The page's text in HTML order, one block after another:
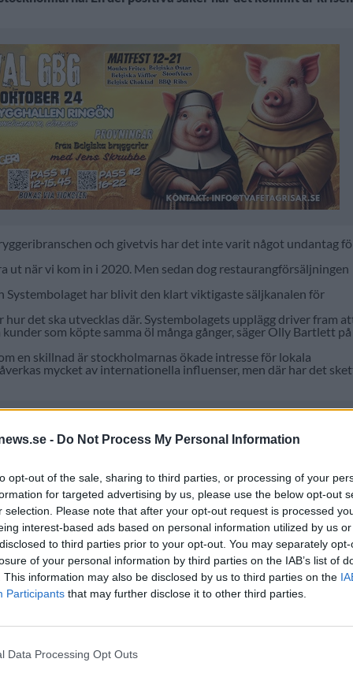
- Do Not Process My Personal Information
opt-out of the sale, sharing to third parties, or processing of your
for targeted advertising by us, please use the below opt-out
selection. Please note that after your opt-out request is processed
interest-based ads based on personal information utilized by us
to third parties prior to your opt-out. You may separately
of your personal information by third parties on the IAB’s list of
This information may also be disclosed by us to third parties on the
Participants that may further disclose it to other third parties.
Data Processing Opt Outs
och givetvis har det inte varit något undantag
ut när vi kom in i 2020. Men sedan dog restaurangförsäljningen
Systembolaget har blivit den klart viktigaste säljkanalen för
det ska utvecklas där. Systembolagets upplägg driver fram
som köpte samma öl många gånger, säger Olly Bartlett på
en skillnad är stockholmarnas ökade intresse för lokala
mycket av internationella influenser, men där har det
öl på ett annat sätt, säger Craig Donovan på Northern
i en annars ganska mörk tid.
i april, och vi ser nu att restaurangen börjar att ta fart.